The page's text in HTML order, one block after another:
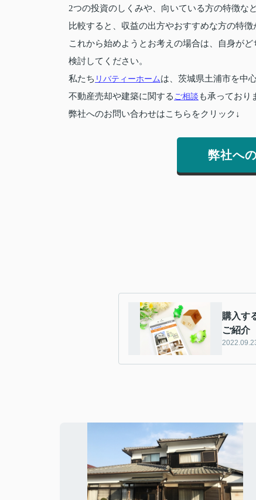
2つの投資のしくみや、向いている方の特徴な
比較すると、収益の出方やおすすめな方の特徴
これから始めようとお考えの場合は、自身が
検討してください。
私たち リバティーホームは、茨城県土浦市を中
不動産売却や建築に関する ご相談 も承っており
弊社へのお問い合わせはこちらをクリック↓
弊社へ
購入す
ご紹介